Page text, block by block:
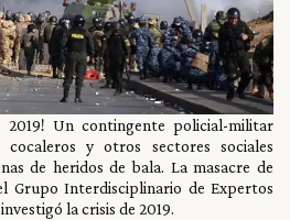
2019! Un contingente policial-militar
y otros sectores sociales
de heridos de bala. La masacre de
Grupo Interdisciplinario de Expertos
la crisis de 2019.